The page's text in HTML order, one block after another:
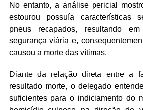
No entanto, a análise pericial
estourou possuía características
pneus recapados, resultando
segurança viária e,
causou a morte das vítimas.
Diante da relação direta entre a
resultado morte, o delegado
suficientes para o indiciamento do